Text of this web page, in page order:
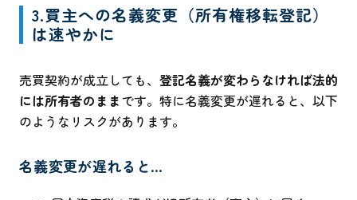
3.買主への名義変更（所有権移転登記）
は速やかに
売買契約が成立しても、 登記名義が変わらなければ法的
には所有者のままです。特に名義変更が遅れると、以下
のようなリスクがあります。
名義変更が遅れると…